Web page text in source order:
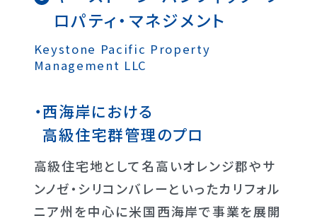
ロパティ・マネジメント
Keystone Pacific Property
Management LLC
西海岸における
高級住宅群管理のプロ
高級住宅地として名高いオレンジ郡やサ
ンノゼ・シリコンバレーといったカリフォル
ニア州を中心に米国西海岸で事業を展開